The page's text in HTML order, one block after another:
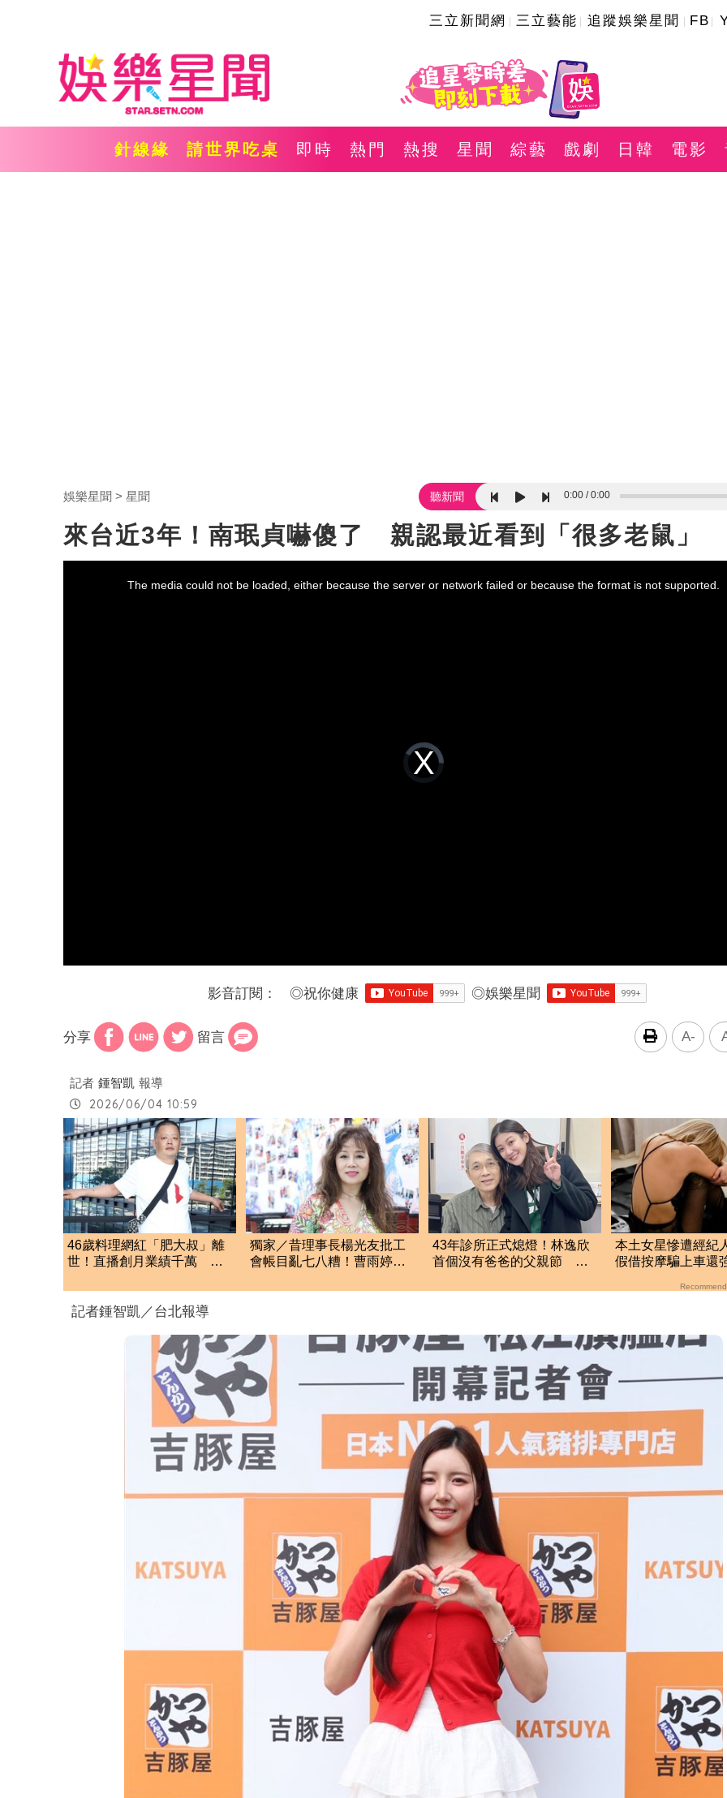
三立新聞網 三立藝能 追蹤娛樂星聞 FB
針線緣 請世界吃桌 即時 熱門 熱搜 星聞 綜藝 戲劇 日韓 電影
娛樂星聞 星聞 聽新聞 0:00 0:00
來台近3年！南珉貞嚇傻了 親認最近看到「很多老鼠」
Video
Player
loading.
The media could not be loaded, either because the server or network failed or because the format is not supported.
影音訂閱： ◎祝你健康 ◎娛樂星聞
分享 留言 A-
記者 鍾智凱 報導
2026/06/04 10:59
46歲料理網紅「肥大叔」離
世！直播創月業績千萬 生
獨家／昔理事長楊光友批工
會帳目亂七八糟！曹雨婷不
43年診所正式熄燈！林逸欣
首個沒有爸爸的父親節 門
本土女星慘遭經紀
假借按摩騙上車
記者鍾智凱／台北報導